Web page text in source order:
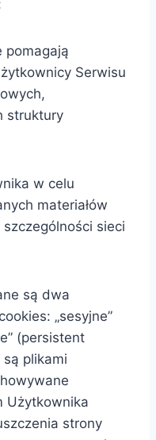
pomagają
Serwisu
struktury
w celu
materiałów
sieci
są dwa
„sesyjne”
(persistent
są plikami
Użytkownika
strony